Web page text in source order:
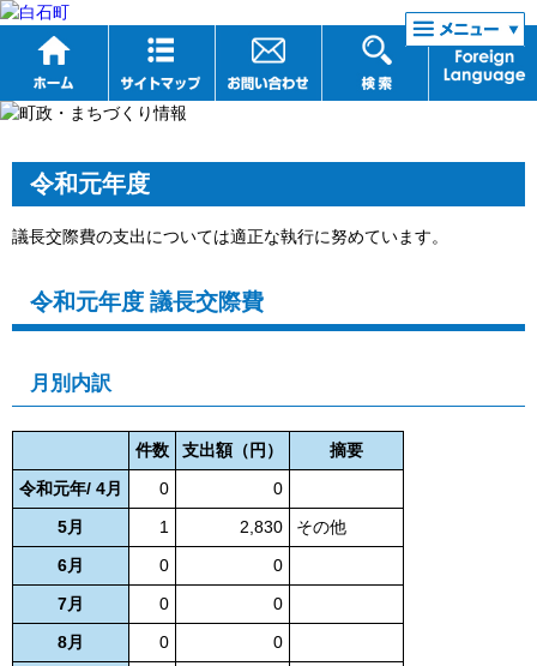
リンク集
令和元年度
議長交際費の支出については適正な執行に努めています。
令和元年度 議長交際費
月別内訳
件数 支出額（円）
摘要
令和元年/ 4月
0
0
5月
1 2,830
その他
6月
0
0
7月
0
0
8月
0
0